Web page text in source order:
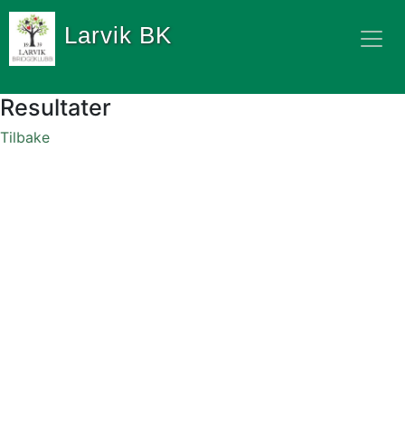
Larvik BK
Resultater
Tilbake